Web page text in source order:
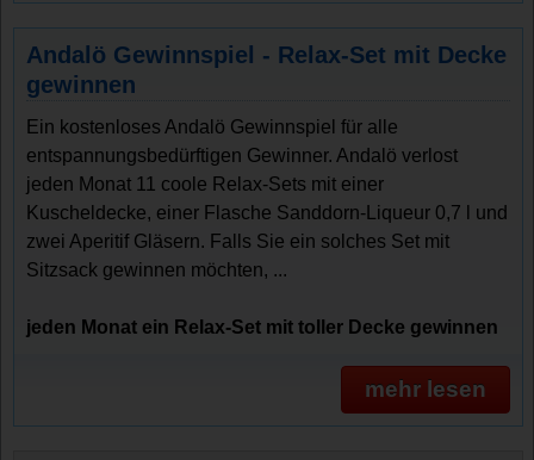
Andalö Gewinnspiel - Relax-Set mit Decke
gewinnen
Ein kostenloses Andalö Gewinnspiel für alle
entspannungsbedürftigen Gewinner. Andalö verlost
jeden Monat 11 coole Relax-Sets mit einer
Kuscheldecke, einer Flasche Sanddorn-Liqueur 0,7 l und
zwei Aperitif Gläsern. Falls Sie ein solches Set mit
Sitzsack gewinnen möchten, ...
jeden Monat ein Relax-Set mit toller Decke gewinnen
mehr lesen